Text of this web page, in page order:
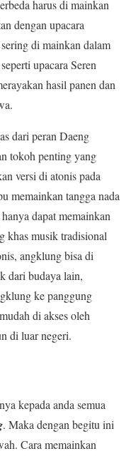
harus di mainkan
dengan upacara
di mainkan dalam
upacara Seren
hasil panen dan
dari peran Daeng
tokoh penting yang
versi di atonis pada
memainkan tangga nada
dapat memainkan
khas musik tradisional
angklung bisa di
dari budaya lain,
ke panggung
di akses oleh
di luar negeri.
kepada anda semua
. Maka dengan begitu ini
Cara memainkan